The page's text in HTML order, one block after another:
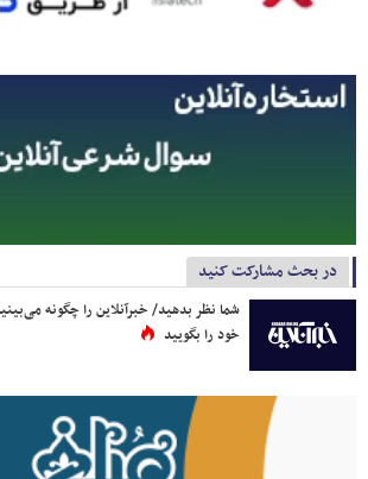
در بحث مشارکت کنید
شما نظر بدهید/ خبرآنلاین را چگونه
خود را بگویید